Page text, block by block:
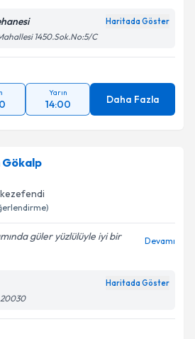
Haritada Göster
1450.Sok.No:5/C
Yarın
14:00 Daha Fazla
Gökalp
güler yüzlülüyle iyi bir
Devamı
Haritada Göster
20030